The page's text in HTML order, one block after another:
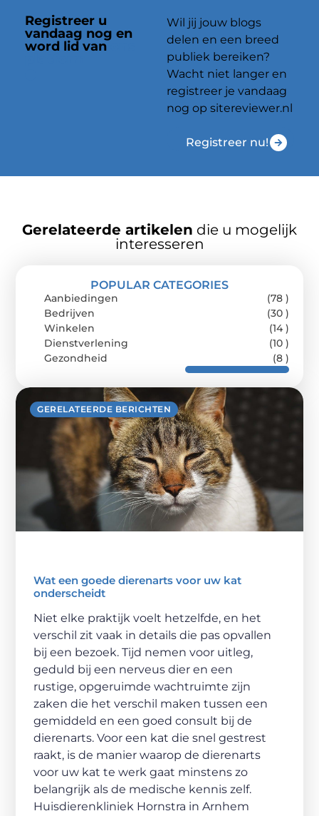
Registreer u
vandaag nog en
word lid van
Wil jij jouw blogs
delen en een breed
publiek bereiken?
Wacht niet langer en
registreer je vandaag
nog op sitereviewer.nl
Registreer nu!
Gerelateerde artikelen die u mogelijk
interesseren
GERELATEERDE BERICHTEN
Wat een goede dierenarts voor uw kat
onderscheidt
Niet elke praktijk voelt hetzelfde, en het
verschil zit vaak in details die pas opvallen
bij een bezoek. Tijd nemen voor uitleg,
geduld bij een nerveus dier en een
rustige, opgeruimde wachtruimte zijn
zaken die het verschil maken tussen een
gemiddeld en een goed consult bij de
dierenarts. Voor een kat die snel gestrest
raakt, is de manier waarop de dierenarts
voor uw kat te werk gaat minstens zo
belangrijk als de medische kennis zelf.
Huisdierenkliniek Hornstra in Arnhem
POPULAR CATEGORIES
Aanbiedingen
(78 )
Bedrijven
(30 )
Winkelen
(14 )
Dienstverlening
(10 )
Gezondheid
(8 )